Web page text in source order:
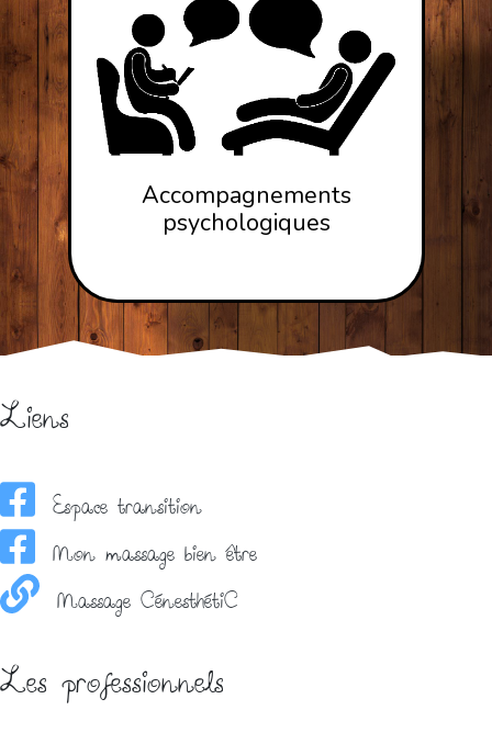
Accompagnements
psychologiques
Liens
Espace transition
Mon massage bien être
Massage CénesthétiC
Les professionnels